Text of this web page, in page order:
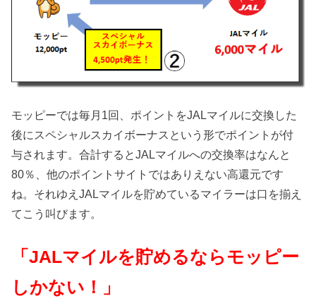
モッピーでは毎月1回、ポイントをJALマイルに交換した
後にスペシャルスカイボーナスという形でポイントが付
与されます。合計するとJALマイルへの交換率はなんと
80％、他のポイントサイトではありえない高還元です
ね。それゆえJALマイルを貯めているマイラーは口を揃え
てこう叫びます。
「JALマイルを貯めるならモッピー
しかない！」